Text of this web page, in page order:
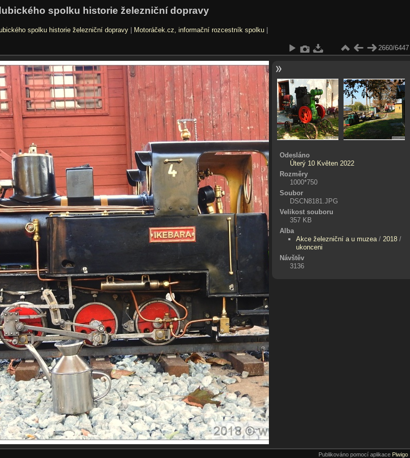
spolku historie železniční dopravy
spolku historie železniční dopravy| Motoráček.cz, informační rozcestník spolku|
2660/6447
Odesláno
Úterý 10 Květen 2022
Rozměry
1000*750
Soubor
DSCN8181.JPG
Velikost souboru
357 KB
Alba
Akce železniční a u muzea / 2018 /
ukonceni
Návštěv
3136
Publikováno pomocí aplikace Piwigo